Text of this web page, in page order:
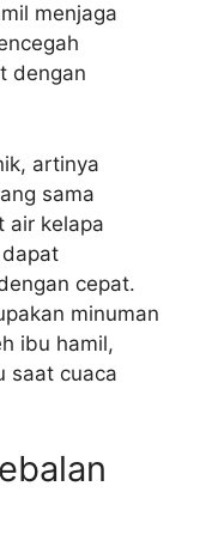
menjaga
dengan
artinya
sama
air kelapa
cepat.
minuman
ibu hamil,
saat cuaca